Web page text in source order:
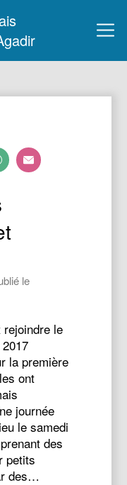
le
le
la première
ont
journée
le samedi
des
petits
des…